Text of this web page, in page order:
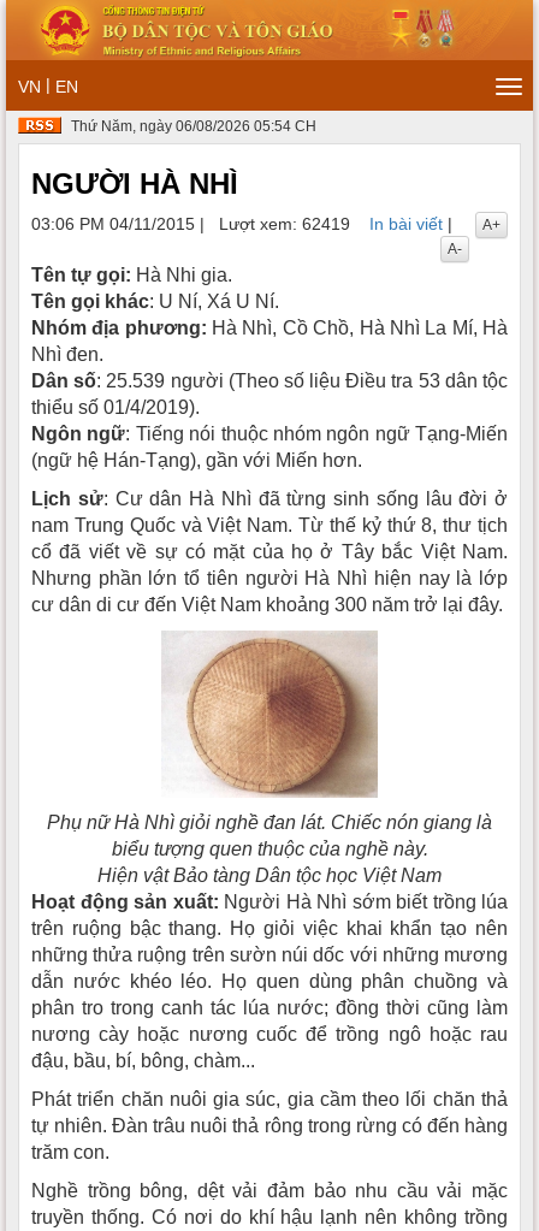
VN | EN
Thứ Năm, ngày 06/08/2026 05:54 CH
NGƯỜI HÀ NHÌ
03:06 PM 04/11/2015 | Lượt xem: 62419 In bài viết |
A+
A-
Tên tự gọi: Hà Nhi gia.
Tên gọi khác: U Ní, Xá U Ní.
Nhóm địa phương: Hà Nhì, Cồ Chồ, Hà Nhì La Mí, Hà
Nhì đen.
Dân số: 25.539 người (Theo số liệu Điều tra 53 dân tộc
thiểu số 01/4/2019).
Ngôn ngữ: Tiếng nói thuộc nhóm ngôn ngữ Tạng-Miến
(ngữ hệ Hán-Tạng), gần với Miến hơn.
Lịch sử: Cư dân Hà Nhì đã từng sinh sống lâu đời ở
nam Trung Quốc và Việt Nam. Từ thế kỷ thứ 8, thư tịch
cổ đã viết về sự có mặt của họ ở Tây bắc Việt Nam.
Nhưng phần lớn tổ tiên người Hà Nhì hiện nay là lớp
cư dân di cư đến Việt Nam khoảng 300 năm trở lại đây.
Phụ nữ Hà Nhì giỏi nghề đan lát. Chiếc nón giang là
biểu tượng quen thuộc của nghề này.
Hiện vật Bảo tàng Dân tộc học Việt Nam
Hoạt động sản xuất: Người Hà Nhì sớm biết trồng lúa
trên ruộng bậc thang. Họ giỏi việc khai khẩn tạo nên
những thửa ruộng trên sườn núi dốc với những mương
dẫn nước khéo léo. Họ quen dùng phân chuồng và
phân tro trong canh tác lúa nước; đồng thời cũng làm
nương cày hoặc nương cuốc để trồng ngô hoặc rau
đậu, bầu, bí, bông, chàm...
Phát triển chăn nuôi gia súc, gia cầm theo lối chăn thả
tự nhiên. Ðàn trâu nuôi thả rông trong rừng có đến hàng
trăm con.
Nghề trồng bông, dệt vải đảm bảo nhu cầu vải mặc
truyền thống. Có nơi do khí hậu lạnh nên không trồng